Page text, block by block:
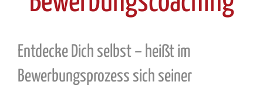
Über mich
Entdecke Dich selbst – heißt im
Bewerbungsprozess sich seiner